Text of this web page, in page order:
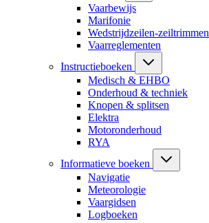
Vaarbewijs
Marifonie
Wedstrijdzeilen-zeiltrimmen
Vaarreglementen
Instructieboeken
Medisch & EHBO
Onderhoud & techniek
Knopen & splitsen
Elektra
Motoronderhoud
RYA
Informatieve boeken
Navigatie
Meteorologie
Vaargidsen
Logboeken